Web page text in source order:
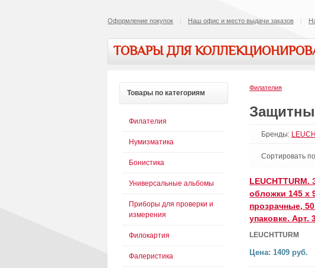
Оформление покупок Наш офис и место выдачи заказов
ТОВАРЫ ДЛЯ
Филателия
Бренды:
Сортировать
обложки 145 x
прозрачные,
упаковке. Арт.
LEUCHTTURM
Цена: 1409 руб.
Товары по категориям
Филателия
Нумизматика
Бонистика
Универсальные альбомы
Приборы для проверки и
измерения
Филокартия
Фалеристика